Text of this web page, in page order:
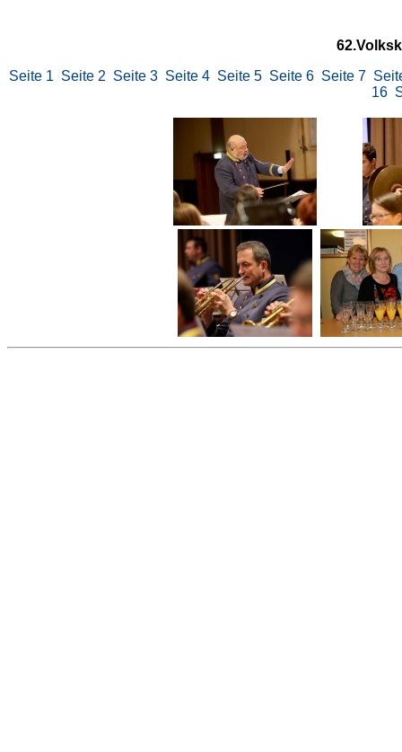
Seite 1 Seite 2 Seite 3 Seite 4 Seite 5 Seite 6 Seite 7
16